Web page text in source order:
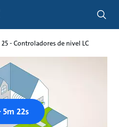
25 - Controladores de nivel LC
5m 22s